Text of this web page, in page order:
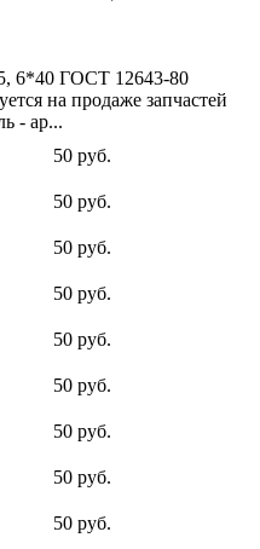
6*40 ГОСТ 12643-80
на продаже запчастей
- ар...
50 руб.
50 руб.
50 руб.
50 руб.
50 руб.
50 руб.
50 руб.
50 руб.
50 руб.